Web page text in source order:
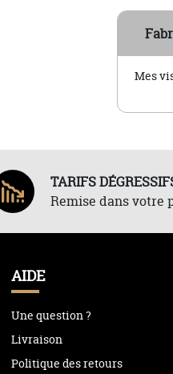
Mes
TARIFS
Remise dans votre
AIDE
Une question ?
Livraison
Politique des retours